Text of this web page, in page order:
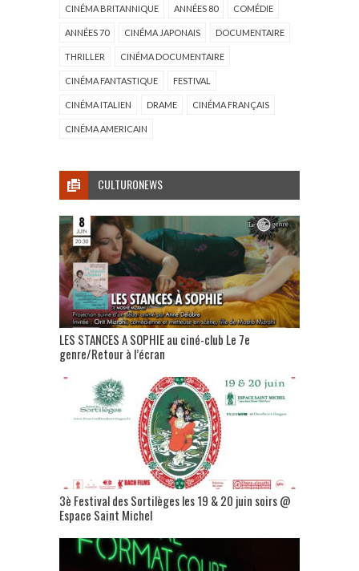
CINÉMA BRITANNIQUE ANNÉES 80 COMÉDIE
ANNÉES 70 CINÉMA JAPONAIS DOCUMENTAIRE
THRILLER CINÉMA DOCUMENTAIRE
CINÉMA FANTASTIQUE FESTIVAL
CINÉMA ITALIEN DRAME CINÉMA FRANÇAIS
CINÉMA AMERICAIN
CULTURONEWS
LES STANCES A SOPHIE au ciné-club Le 7e
genre/Retour à l’écran
3è Festival des Sortilèges les 19 & 20 juin soirs @
Espace Saint Michel